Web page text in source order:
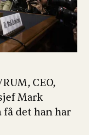
CEO,
Mark
det han har